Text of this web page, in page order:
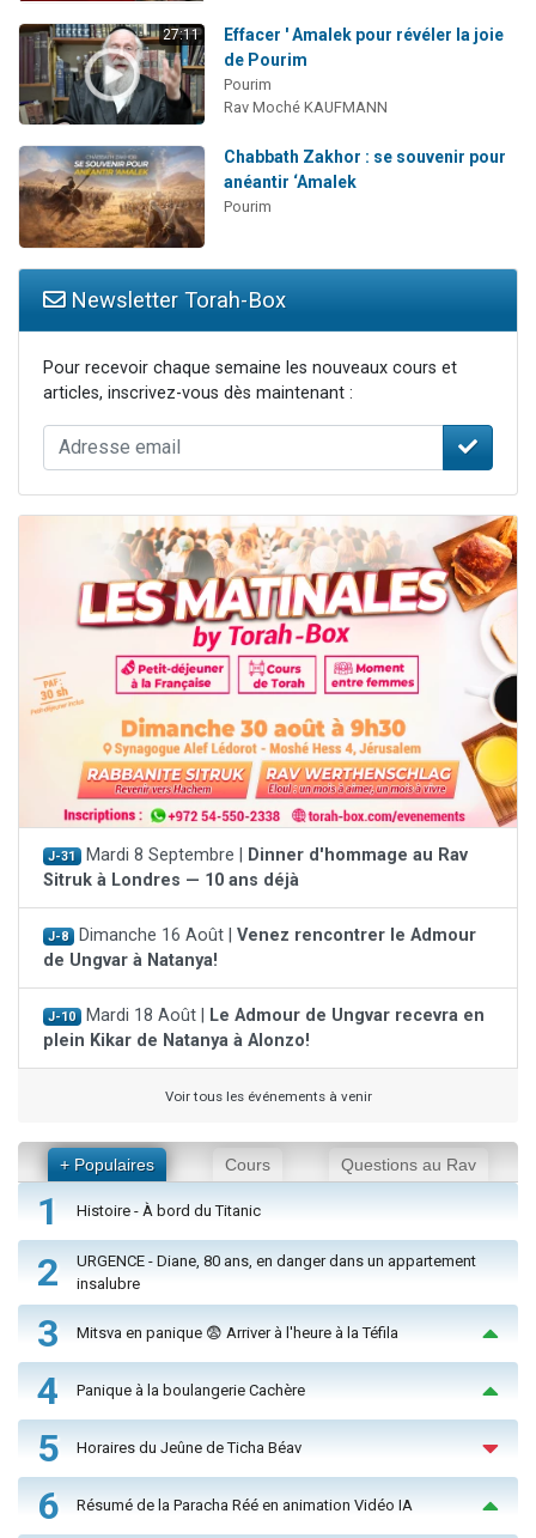
27:11
Effacer ' Amalek pour révéler la joie
de Pourim
Pourim
Rav Moché KAUFMANN
Chabbath Zakhor : se souvenir pour
anéantir ‘Amalek
Pourim
Newsletter Torah-Box
Pour recevoir chaque semaine les nouveaux cours et
articles, inscrivez-vous dès maintenant :
J-31 Mardi 8 Septembre |
Dinner d'hommage au Rav
Sitruk à Londres — 10 ans déjà
J-8 Dimanche 16 Août | Venez rencontrer le Admour
de Ungvar à Natanya!
J-10 Mardi 18 Août |
Le Admour de Ungvar recevra en
plein Kikar de Natanya à Alonzo!
Voir tous les événements à venir
+ Populaires Cours Questions au Rav
1 Histoire - À bord du Titanic
2
URGENCE - Diane, 80 ans, en danger dans un appartement
insalubre
3 Mitsva en panique 😨 Arriver à l'heure à la Téfila
4 Panique à la boulangerie Cachère
5 Horaires du Jeûne de Ticha Béav
6 Résumé de la Paracha Réé en animation Vidéo IA